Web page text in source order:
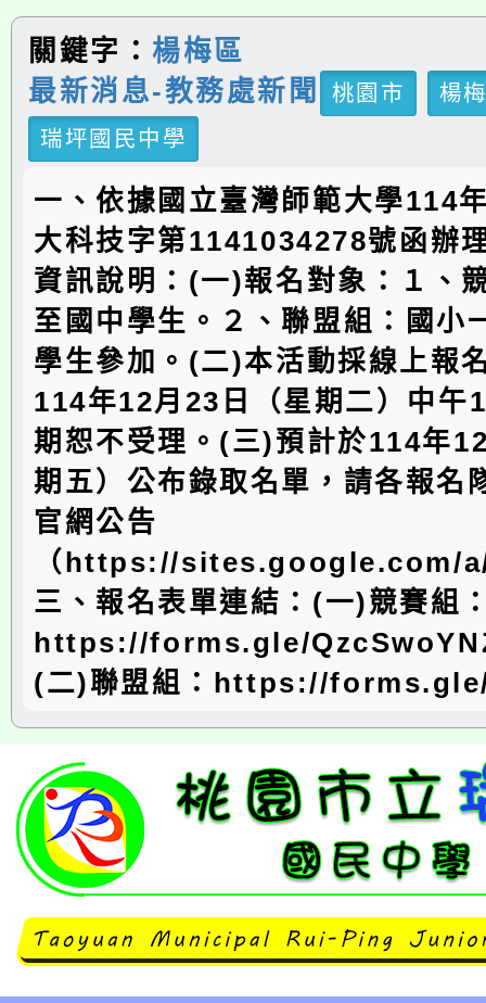
關鍵字： 楊梅區
最新消息-教務處新聞
桃園市
楊
瑞坪國民中學
一、依據國立臺灣師範大學114
大科技字第1141034278號函辦
資訊說明：(一)報名對象：１、
至國中學生。２、聯盟組：國小
學生參加。(二)本活動採線上報
114年12月23日（星期二）中午
期恕不受理。(三)預計於114年
期五）公布錄取名單，請各報名
官網公告
（https://sites.google.com/
三、報名表單連結：(一)競賽組
https://forms.gle/
(二)聯盟組：https://